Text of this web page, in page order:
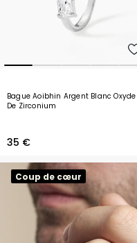
Bague Aoibhin Argent Blanc Oxyde
De Zirconium
35 €
Coup de cœur